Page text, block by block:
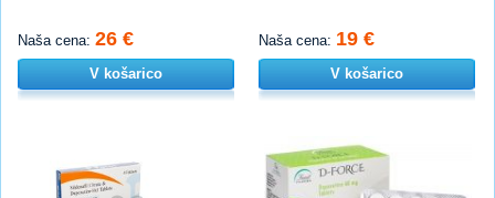
Naša cena: 26 €
V košarico
Naša cena: 19 €
V košarico